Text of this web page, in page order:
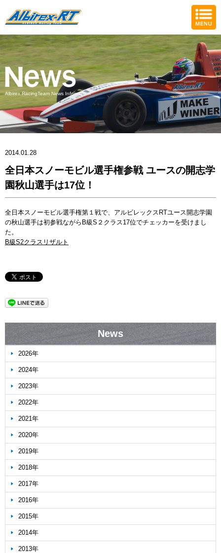
Albirex RacingTeam News Information
2014.01.28
全日本スノーモビル選手権参戦 ユースの開志学
園秋山選手は17位！
全日本スノーモビル選手権第１戦で、アルビレックスRTユース開志学園
の秋山選手は初参戦ながらB級S２クラス17位でチェッカーを受けまし
た。
B級S2クラスリザルト
News
2026年
2024年
2023年
2022年
2021年
2020年
2019年
2018年
2017年
2016年
2015年
2014年
2013年